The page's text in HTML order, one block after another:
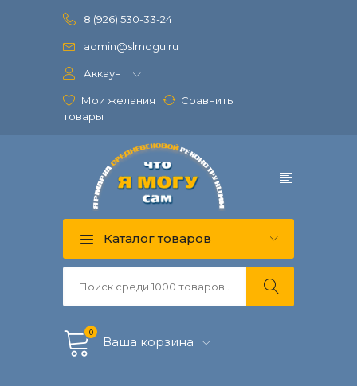
8 (926) 530-33-24
admin@slmogu.ru
Аккаунт
Мои желания
Сравнить
товары
Каталог товаров
0
Ваша корзина